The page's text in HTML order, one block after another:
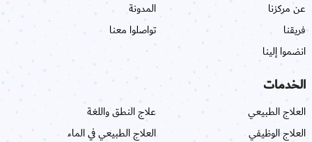
عن مركزنا
المدونة
فريقنا
تواصلوا معنا
انضموا إلينا
الخدمات
العلاج الطبيعي
علاج النطق واللغة
العلاج الوظيفي
العلاج الطبيعي في الماء